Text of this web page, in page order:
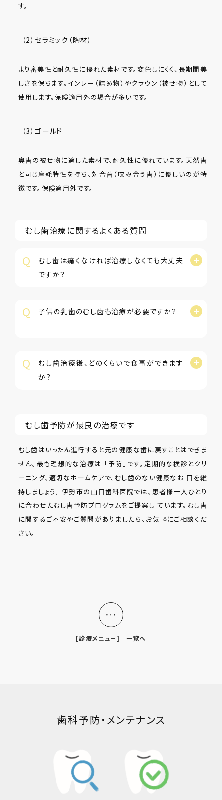
す。
（2）セラミック（陶材）
より審美性と耐久性に優れた素材です。変色しにくく、長期間美
しさを保ちます。インレー（詰め物）やクラウン（被せ物）として
使用します。保険適用外の場合が多いです。
（3）ゴールド
奥歯の被せ物に適した素材で、耐久性に優れています。天然歯
と同じ摩耗特性を持ち、対合歯（咬み合う歯）に優しいのが特
徴です。保険適用外です。
むし歯治療に関するよくある質問
Q
むし歯は痛くなければ治療しなくても大丈夫
ですか？
Q 子供の乳歯のむし歯も治療が必要ですか？
Q
むし歯治療後、どのくらいで食事ができます
か？
むし歯予防が最良の治療です
むし歯はいったん進行すると元の健康な歯に戻すことはできま
せん。最も理想的な治療は 「予防」です。定期的な検診とクリ
ーニング、適切なホームケアで、むし歯のない健康なお 口を維
持しましょう。 伊勢市の山口歯科医院では、患者様一人ひとり
に合わせたむし歯予防プログラムをご提案し ています。むし歯
に関するご不安やご質問がありましたら、お気軽にご相談くだ
さい。
・・・
[診療メニュー] 一覧へ
歯科予防・メンテナンス